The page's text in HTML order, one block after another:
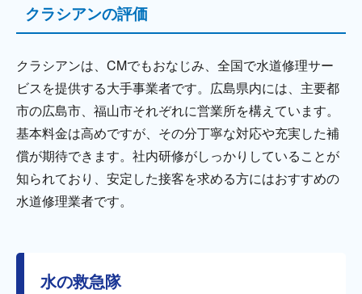
クラシアンの評価
クラシアンは、CMでもおなじみ、全国で水道修理サー
ビスを提供する大手事業者です。広島県内には、主要都
市の広島市、福山市それぞれに営業所を構えています。
基本料金は高めですが、その分丁寧な対応や充実した補
償が期待できます。社内研修がしっかりしていることが
知られており、安定した接客を求める方にはおすすめの
水道修理業者です。
水の救急隊